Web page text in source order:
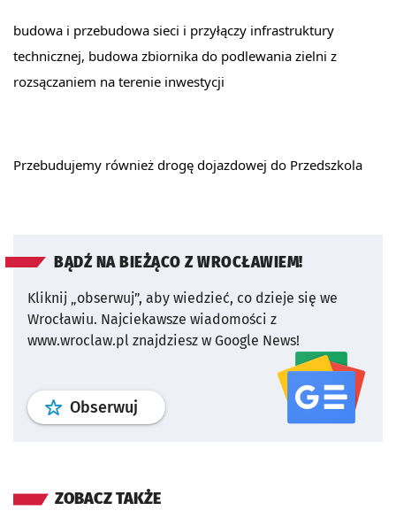
budowa i przebudowa sieci i przyłączy infrastruktury
technicznej, budowa zbiornika do podlewania zielni z
rozsączaniem na terenie inwestycji
Przebudujemy również drogę dojazdowej do Przedszkola
BĄDŹ NA BIEŻĄCO Z WROCŁAWIEM!
Kliknij „obserwuj”, aby wiedzieć, co dzieje się we
Wrocławiu. Najciekawsze wiadomości z
www.wroclaw.pl znajdziesz w Google News!
Obserwuj profil serwisu
ZOBACZ TAKŻE